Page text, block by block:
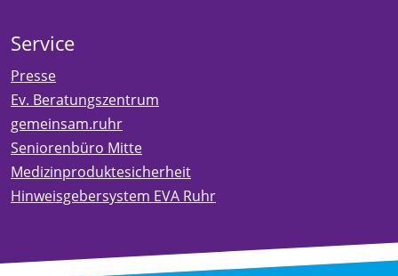
Service
Presse
Ev. Beratungszentrum
gemeinsam.ruhr
Seniorenbüro Mitte
Medizinproduktesicherheit
Hinweisgebersystem EVA Ruhr